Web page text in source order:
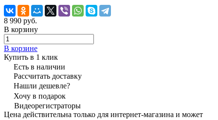
8 990 руб.
В корзину
В корзине
Купить в 1 клик
Есть в наличии
Рассчитать доставку
Нашли дешевле?
Хочу в подарок
Видеорегистраторы
Цена действительна только для интернет-магазина и может